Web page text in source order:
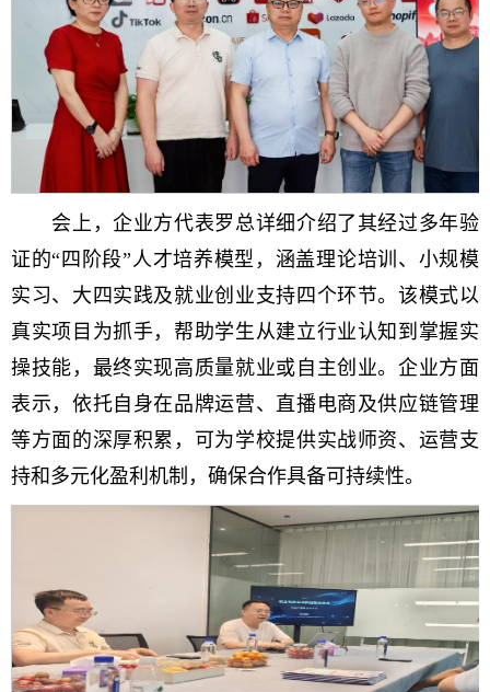
会上，企业方代表罗总详细介绍了其经过多年验
证的“四阶段”人才培养模型，涵盖理论培训、小规模
实习、大四实践及就业创业支持四个环节。该模式以
真实项目为抓手，帮助学生从建立行业认知到掌握实
操技能，最终实现高质量就业或自主创业。企业方面
表示，依托自身在品牌运营、直播电商及供应链管理
等方面的深厚积累，可为学校提供实战师资、运营支
持和多元化盈利机制，确保合作具备可持续性。